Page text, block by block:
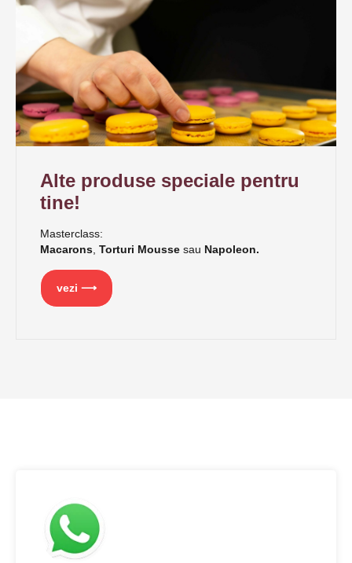
Alte produse speciale pentru
tine!
Masterclass:
Macarons Torturi Mousse sau Napoleon.
vezi ⟶